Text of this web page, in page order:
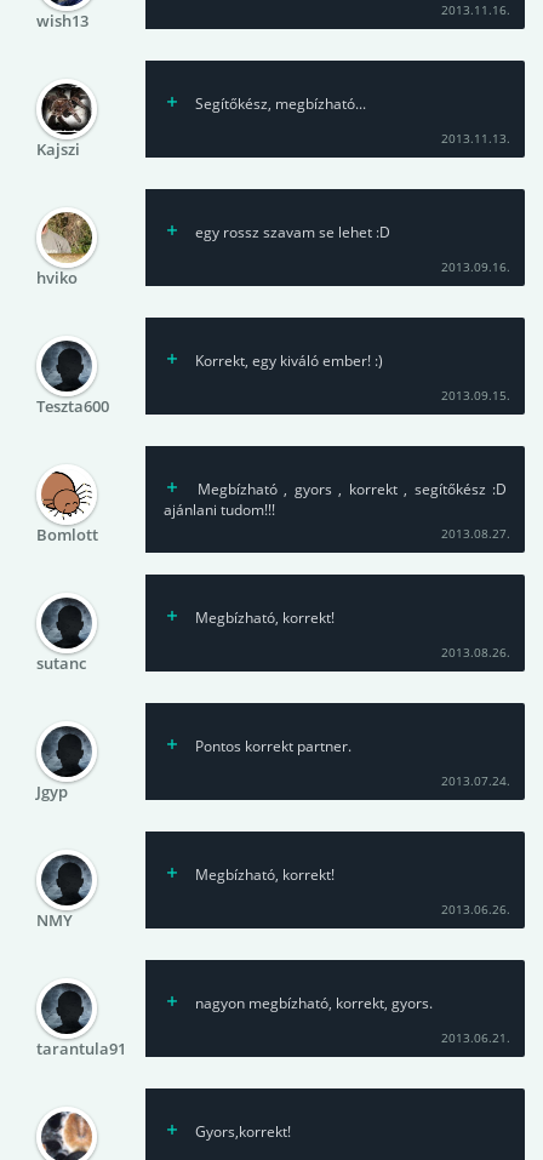
wish13 2013.11.16.
Kajszi
Segítőkész, megbízható...
2013.11.13.
hviko
egy rossz szavam se lehet :D
2013.09.16.
Teszta600
Korrekt, egy kiváló ember! :)
2013.09.15.
Bomlott
Megbízható , gyors , korrekt , segítőkész :D
ajánlani tudom!!!
2013.08.27.
sutanc
Megbízható, korrekt!
2013.08.26.
Jgyp
Pontos korrekt partner.
2013.07.24.
NMY
Megbízható, korrekt!
2013.06.26.
tarantula91
nagyon megbízható, korrekt, gyors.
2013.06.21.
Gyors,korrekt!